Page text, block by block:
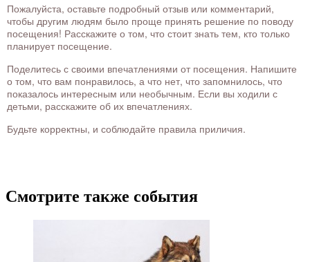
Пожалуйста, оставьте подробный отзыв или комментарий,
чтобы другим людям было проще принять решение по поводу
посещения! Расскажите о том, что стоит знать тем, кто только
планирует посещение.
Поделитесь с своими впечатлениями от посещения. Напишите
о том, что вам понравилось, а что нет, что запомнилось, что
показалось интересным или необычным. Если вы ходили с
детьми, расскажите об их впечатлениях.
Будьте корректны, и соблюдайте правила приличия.
Смотрите также события